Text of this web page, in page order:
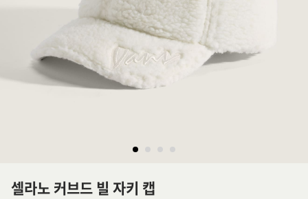
셀라노 커브드 빌 자키 캡